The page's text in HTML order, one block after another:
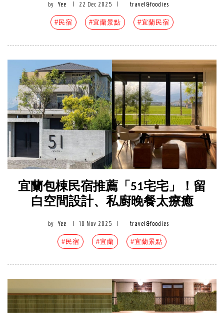
by Yee 22 Dec 2025 travel&foodies
#民宿 #宜蘭景點 #宜蘭民宿
宜蘭包棟民宿推薦「51宅宅」！留
白空間設計、私廚晚餐太療癒
by Yee 10 Nov 2025 travel&foodies
#民宿 #宜蘭 #宜蘭景點